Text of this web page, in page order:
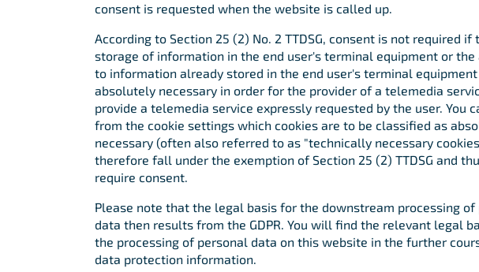
consent is requested when the website is called up.
According to Section 25 (2) No. 2 TTDSG, consent is not required if
storage of information in the end user's terminal equipment or the
to information already stored in the end user's terminal
absolutely necessary in order for the provider of a telemedia
provide a telemedia service expressly requested by the user. You
from the cookie settings which cookies are to be classified as
necessary (often also referred to as "technically necessary
therefore fall under the exemption of Section 25 (2) TTDSG and
require consent.
Please note that the legal basis for the downstream processing of
data then results from the GDPR. You will find the relevant legal
the processing of personal data on this website in the further
data protection information.